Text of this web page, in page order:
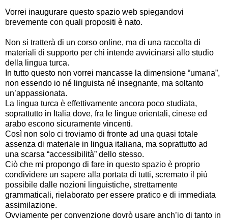
Vorrei inaugurare questo spazio web spiegandovi
brevemente con quali propositi è nato.
Non si tratterà di un corso online, ma di una raccolta di
materiali di supporto per chi intende avvicinarsi allo studio
della lingua turca.
In tutto questo non vorrei mancasse la dimensione “umana”,
non essendo io né linguista né insegnante, ma soltanto
un’appassionata.
La lingua turca è effettivamente ancora poco studiata,
soprattutto in Italia dove, fra le lingue orientali, cinese ed
arabo escono sicuramente vincenti.
Così non solo ci troviamo di fronte ad una quasi totale
assenza di materiale in lingua italiana, ma soprattutto ad
una scarsa “accessibilità” dello stesso.
Ciò che mi propongo di fare in questo spazio è proprio
condividere un sapere alla portata di tutti, scremato il più
possibile dalle nozioni linguistiche, strettamente
grammaticali, rielaborato per essere pratico e di immediata
assimilazione.
Ovviamente per convenzione dovrò usare anch’io di tanto in